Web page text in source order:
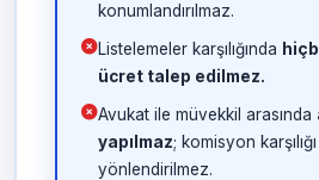
konumlandırılmaz.
Listelemeler karşılığında
ücret talep edilmez.
Avukat ile müvekkil arasında
yapılmaz; komisyon
yönlendirilmez.